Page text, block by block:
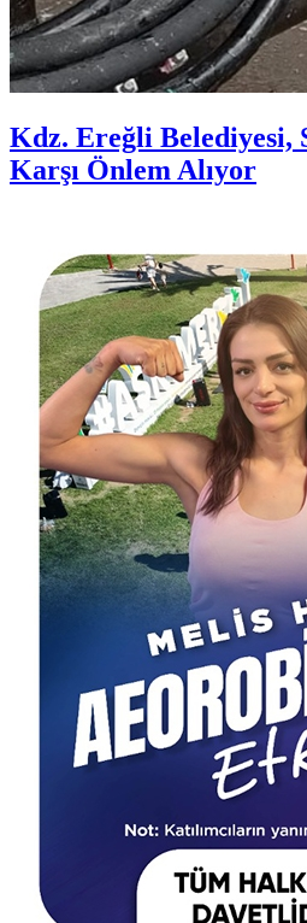
Kdz. Ereğli Belediyesi,
Karşı Önlem Alıyor